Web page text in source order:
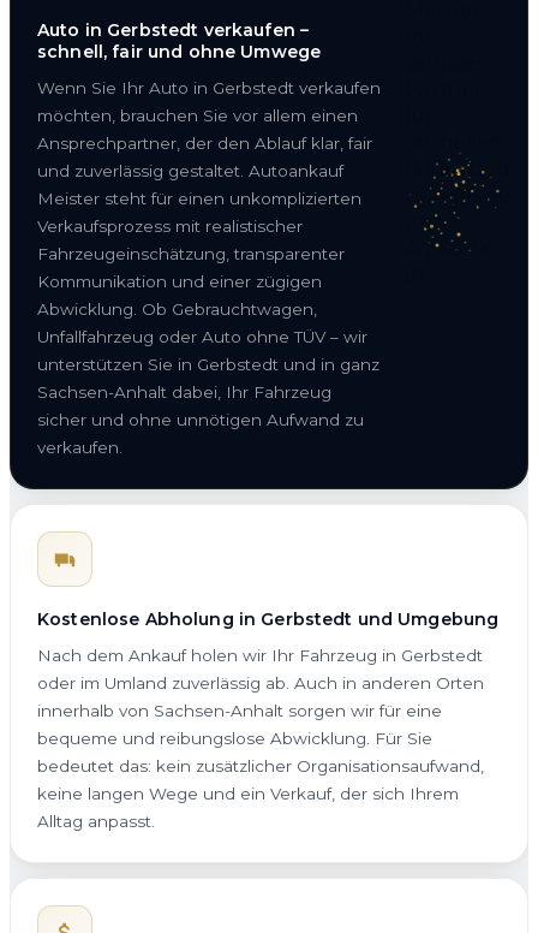
Auto in Gerbstedt verkaufen –
schnell, fair und ohne Umwege
Wenn Sie Ihr Auto in Gerbstedt verkaufen
möchten, brauchen Sie vor allem einen
Ansprechpartner, der den Ablauf klar, fair
und zuverlässig gestaltet. Autoankauf
Meister steht für einen unkomplizierten
Verkaufsprozess mit realistischer
Fahrzeugeinschätzung, transparenter
Kommunikation und einer zügigen
Abwicklung. Ob Gebrauchtwagen,
Unfallfahrzeug oder Auto ohne TÜV – wir
unterstützen Sie in Gerbstedt und in ganz
Sachsen-Anhalt dabei, Ihr Fahrzeug
sicher und ohne unnötigen Aufwand zu
verkaufen.
Kostenlose Abholung in Gerbstedt und Umgebung
Nach dem Ankauf holen wir Ihr Fahrzeug in Gerbstedt
oder im Umland zuverlässig ab. Auch in anderen Orten
innerhalb von Sachsen-Anhalt sorgen wir für eine
bequeme und reibungslose Abwicklung. Für Sie
bedeutet das: kein zusätzlicher Organisationsaufwand,
keine langen Wege und ein Verkauf, der sich Ihrem
Alltag anpasst.